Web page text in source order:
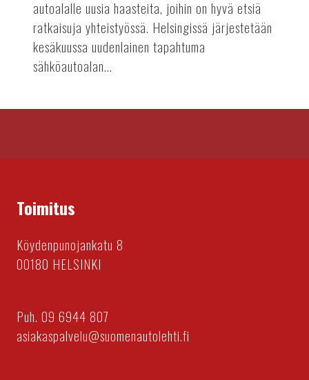
autoalalle uusia haasteita, joihin on hyvä etsiä
ratkaisuja yhteistyössä. Helsingissä järjestetään
kesäkuussa uudenlainen tapahtuma
sähköautoalan...
Toimitus
Köydenpunojankatu 8
00180 HELSINKI
Puh. 09 6944 807
asiakaspalvelu@suomenautolehti.fi